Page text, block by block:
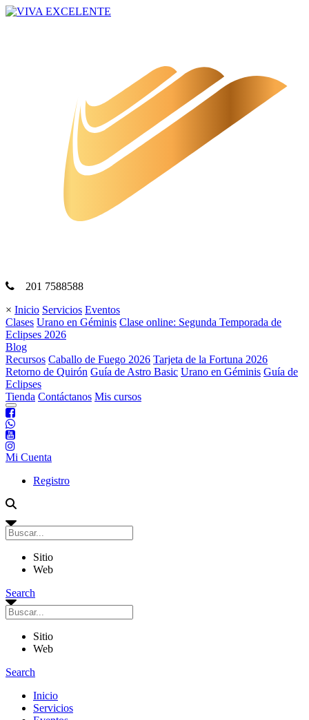
201 7588588
× Inicio Servicios Eventos
Clases Urano en Géminis Clase online: Segunda Temporada de
Eclipses 2026
Blog
Recursos Caballo de Fuego 2026 Tarjeta de la Fortuna 2026
Retorno de Quirón Guía de Astro Basic Urano en Géminis Guía de
Eclipses
Tienda Contáctanos Mis cursos
Mi Cuenta
Registro
Sitio
Web
Search
Sitio
Web
Search
Inicio
Servicios